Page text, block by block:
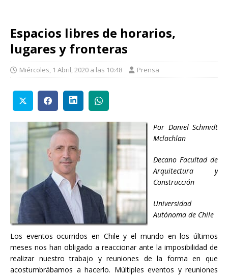
Espacios libres de horarios,
lugares y fronteras
Miércoles, 1 Abril, 2020 a las 10:48 Prensa
Por Daniel Schmidt
Mclachlan
Decano Facultad de
Arquitectura y
Construcción
Universidad
Autónoma de Chile
Los eventos ocurridos en Chile y el mundo en los últimos
meses nos han obligado a reaccionar ante la imposibilidad de
realizar nuestro trabajo y reuniones de la forma en que
acostumbrábamos a hacerlo. Múltiples eventos y reuniones